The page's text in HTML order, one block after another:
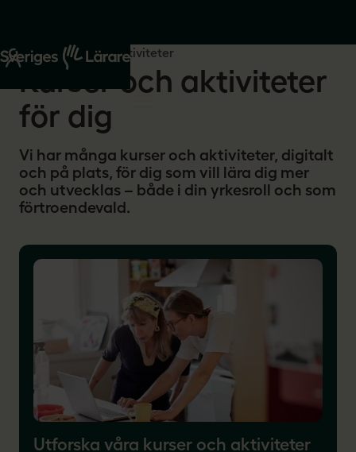
Start Kurser och aktiviteter
Kurser och aktiviteter
för dig
Vi har många kurser och aktiviteter, digitalt
och på plats, för dig som vill lära dig mer
och utvecklas – både i din yrkesroll och som
förtroendevald.
Utforska våra kurser och aktiviteter